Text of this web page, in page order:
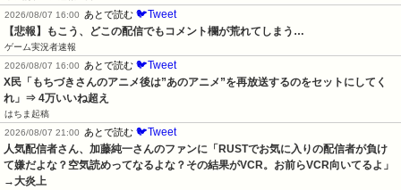
2026/08/07 16:00
あとで読む 🐦Tweet
【悲報】もこう、どこの配信でもコメント欄が荒れてしまう…
ゲーム実況者速報
2026/08/07 16:00
あとで読む 🐦Tweet
X民「もちづきさんのアニメ後は”あのアニメ”を再放送するのをセットにしてく
れ」⇒ 4万いいね超え
はちま起稿
2026/08/07 21:00
あとで読む 🐦Tweet
人気配信者さん、加藤純一さんのファンに「RUSTでお気に入りの配信者が負け
て嫌だよな？空気読めってなるよな？その結果がVCR。お前らVCR向いてるよ」
→大炎上